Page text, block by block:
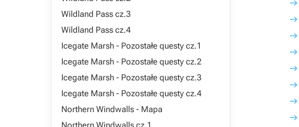
Wildland Pass cz.3
Wildland Pass cz.4
Icegate Marsh - Pozostałe questy cz.1
Icegate Marsh - Pozostałe questy cz.2
Icegate Marsh - Pozostałe questy cz.3
Icegate Marsh - Pozostałe questy cz.4
Northern Windwalls - Mapa
Northern Windwalls cz.1